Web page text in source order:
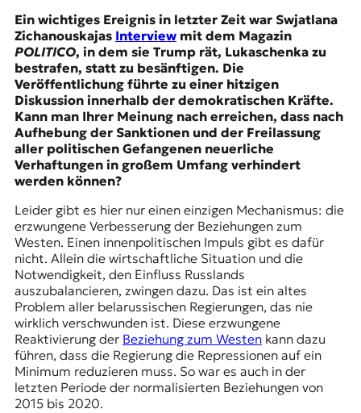
Ein wichtiges Ereignis in letzter Zeit war Swjatlana
Zichanouskajas Interviewmit dem Magazin
POLITICO, in dem sie Trump rät, Lukaschenka zu
bestrafen, statt zu besänftigen. Die
Veröffentlichung führte zu einer hitzigen
Diskussion innerhalb der demokratischen Kräfte.
Kann man Ihrer Meinung nach erreichen, dass nach
Aufhebung der Sanktionen und der Freilassung
aller politischen Gefangenen neuerliche
Verhaftungen in großem Umfang verhindert
werden können?
Leider gibt es hier nur einen einzigen Mechanismus: die
erzwungene Verbesserung der Beziehungen zum
Westen. Einen innenpolitischen Impuls gibt es dafür
nicht. Allein die wirtschaftliche Situation und die
Notwendigkeit, den Einfluss Russlands
auszubalancieren, zwingen dazu. Das ist ein altes
Problem aller belarussischen Regierungen, das nie
wirklich verschwunden ist. Diese erzwungene
Reaktivierung der Beziehung zum Westenkann dazu
führen, dass die Regierung die Repressionen auf ein
Minimum reduzieren muss. So war es auch in der
letzten Periode der normalisierten Beziehungen von
2015 bis 2020.